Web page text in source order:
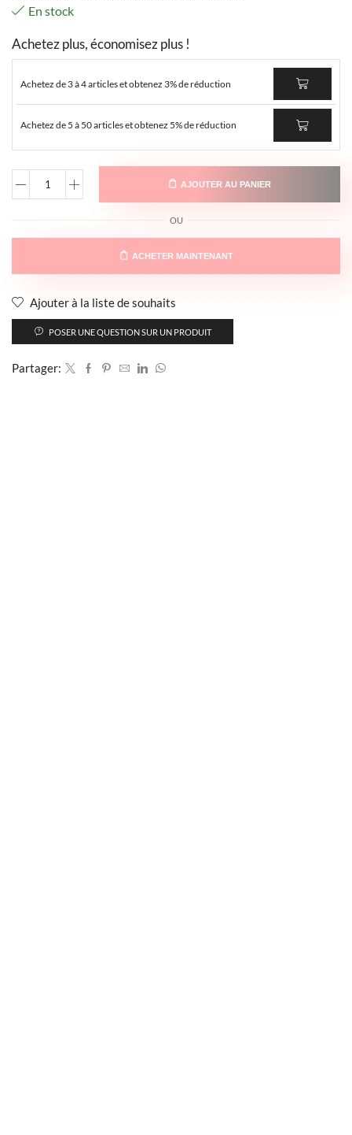
En stock
Achetez plus, économisez plus !
Achetez de 3 à 4 articles et obtenez 3% de réduction
Achetez de 5 à 50 articles et obtenez 5% de réduction
AJOUTER AU PANIER
OU
ACHETER MAINTENANT
Ajouter à la liste de souhaits
POSER UNE QUESTION SUR UN PRODUIT
Partager: